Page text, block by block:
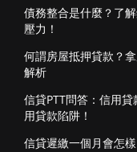
債務整合是什麼？了
壓力！
何謂房屋抵押貸款？
解析
信貸PTT問答：信用
用貸款陷阱！
信貸遲繳一個月會怎